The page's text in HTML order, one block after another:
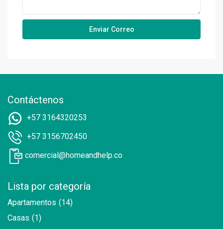
Contáctenos
+57 3164320253
+57 3156702450
comercial@homeandhelp.co
Lista por categoría
Apartamentos (14)
Casas (1)